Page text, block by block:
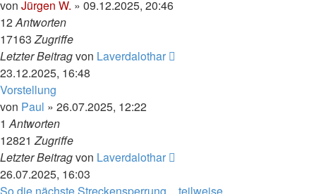
von Jürgen W. » 09.12.2025, 20:46
12Antworten
17163Zugriffe
Letzter Beitragvon Laverdalothar
23.12.2025, 16:48
Vorstellung
von Paul » 26.07.2025, 12:22
1Antworten
12821Zugriffe
Letzter Beitragvon Laverdalothar
26.07.2025, 16:03
So die nächste Streckensperrung _ teilweise